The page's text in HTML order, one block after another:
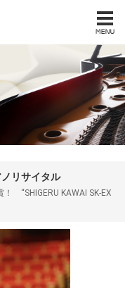
リサイタル
“SHIGERU KAWAI SK-EX